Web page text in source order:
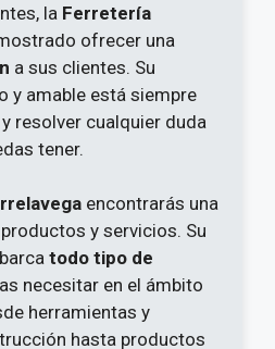
la Ferretería
ofrecer una
a sus clientes. Su
y amable está siempre
resolver cualquier duda
tener.
encontrarás una
y servicios. Su
todo tipo de
necesitar en el ámbito
herramientas y
hasta productos